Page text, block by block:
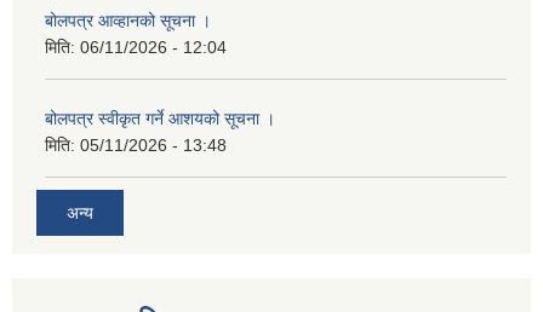
बोलपत्र आव्हानको सूचना ।
मिति: 06/11/2026 - 12:04
बोलपत्र स्वीकृत गर्ने आशयको सूचना ।
मिति: 05/11/2026 - 13:48
अन्य